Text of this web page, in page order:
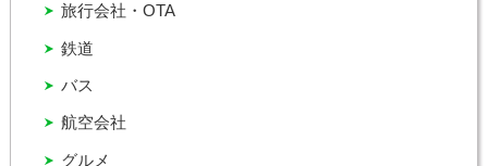
グルメ
バス
旅行会社・OTA
航空会社
鉄道